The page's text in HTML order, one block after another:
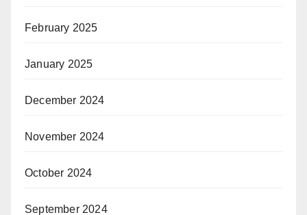
February 2025
January 2025
December 2024
November 2024
October 2024
September 2024